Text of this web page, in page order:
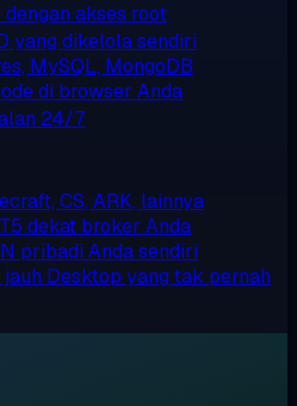
dengan akses root
yang dikelola sendiri
MySQL, MongoDB
di browser Anda
24/7
CS, ARK, lainnya
dekat broker Anda
pribadi Anda sendiri
Desktop yang tak pernah